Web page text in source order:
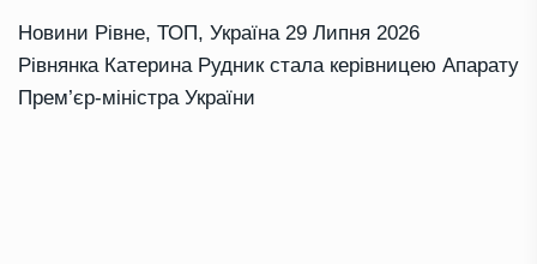
Новини Рівне, ТОП, Україна 29 Липня 2026
Рівнянка Катерина Рудник стала керівницею Апарату
Прем’єр-міністра України